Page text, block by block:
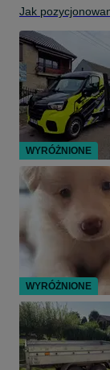
Jak
WYRÓŻNIONE
WYRÓŻNIONE